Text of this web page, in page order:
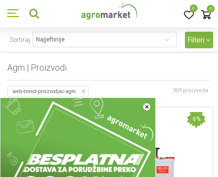
0 0
×
Agm | Proizvodi
Sortiraj Filteri
web-brend-proizvodjac-agm 309 proizvoda
30 % 6%